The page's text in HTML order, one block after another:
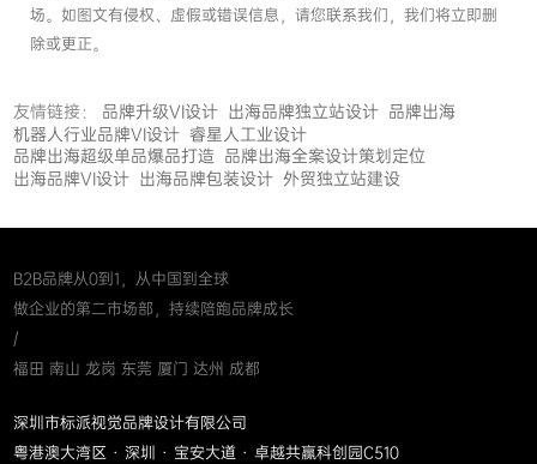
场。如图文有侵权、虚假或错误信息，请您联系我们，我们将立即删
除或更正。
友情链接： 品牌升级VI设计 出海品牌独立站设计 品牌出海
机器人行业品牌VI设计 睿星人工业设计
品牌出海超级单品爆品打造 品牌出海全案设计策划定位
出海品牌VI设计 出海品牌包装设计 外贸独立站建设
B2B品牌从0到1，从中国到全球
做企业的第二市场部，持续陪跑品牌成长
/
福田 南山 龙岗 东莞 厦门 达州 成都
深圳市标派视觉品牌设计有限公司
粤港澳大湾区 · 深圳 · 宝安大道 · 卓越共赢科创园C510